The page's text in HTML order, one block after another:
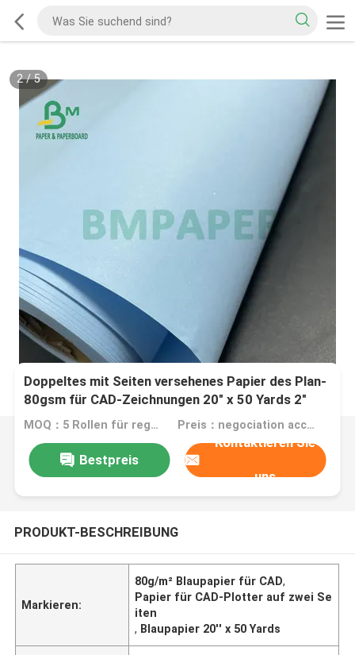
2/5
Doppeltes mit Seiten versehenes Papier des Plan-
80gsm für CAD-Zeichnungen 20" x 50 Yards 2"
Kern
MOQ：5 Rollen für regualr Größe, 200 Rollen für Sondergröße Preis：negociation according to size, quantity and gsm
Bestpreis
Kontaktieren Sie
uns
PRODUKT-BESCHREIBUNG
Markieren:
80g/m² Blaupapier für CAD,
Papier für CAD-Plotter auf zwei Se
iten
, Blaupapier 20'' x 50 Yards